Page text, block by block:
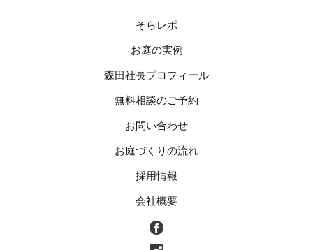
そらレポ
お庭の実例
森田社長プロフィール
無料相談のご予約
お問い合わせ
お庭づくりの流れ
採用情報
会社概要